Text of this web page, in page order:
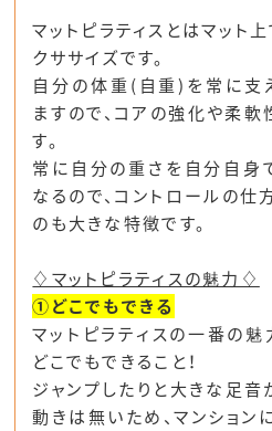
マットピラティスとはマット
クササイズです。
自分の体重(自重)を常に支
ますので、コアの強化や柔
す。
常に自分の重さを自分自身
なるので、コントロールの
のも大きな特徴です。
♢マットピラティスの魅力♢
①どこでもできる
マットピラティスの一番の
どこでもできること！
ジャンプしたりと大きな足
動きは無いため、マンショ